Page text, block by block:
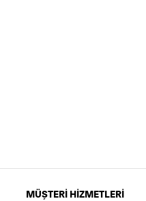
MÜŞTERİ HİZMETLERİ